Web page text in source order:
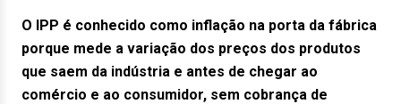
O IPP é conhecido como inflação na porta da fábrica
porque mede a variação dos preços dos produtos
que saem da indústria e antes de chegar ao
comércio e ao consumidor, sem cobrança de